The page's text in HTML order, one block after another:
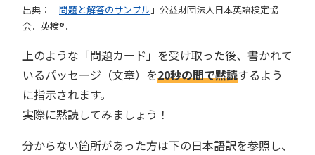
出典：「問題と解答のサンプル 」公益財団法人日本英語検定協
会．英検®︎．
上のような「問題カード」を受け取った後、書かれて
いるパッセージ（文章）を20秒の間で黙読するよう
に指示されます。
実際に黙読してみましょう！
分からない箇所があった方は下の日本語訳を参照し、